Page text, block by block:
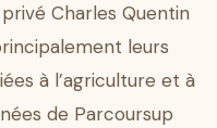
Charles Quentin
leurs
à l’agriculture et à
de Parcoursup